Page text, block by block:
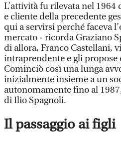
L’attività fu rilevata nel 1964
e cliente della precedente
qui a servirsi perché faceva
mercato - ricorda Graziano
di allora, Franco Castellani,
intraprendente e gli propose
Cominciò così una lunga
inizialmente insieme a un
autonomamente fino al
di Ilio Spagnoli.
Il passaggio ai figli